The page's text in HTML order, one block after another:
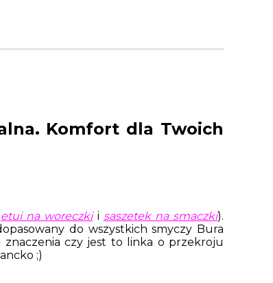
Komfort dla Twoich
etui na woreczkii saszetek na smaczki).
do wszystkich smyczy Bura
znaczenia czy jest to linka o przekroju
;)